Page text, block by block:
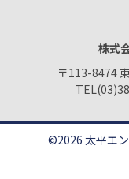
株式
〒113-8474
©2026 太平エ